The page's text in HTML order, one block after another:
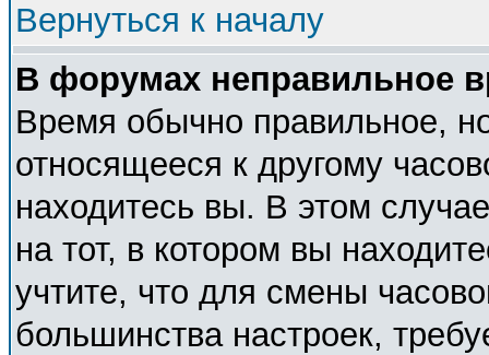
Вернуться к началу
В форумах неправильное
Время обычно правильное,
относящееся к другому
находитесь вы. В этом
на тот, в котором вы
учтите, что для смены
большинства настроек,